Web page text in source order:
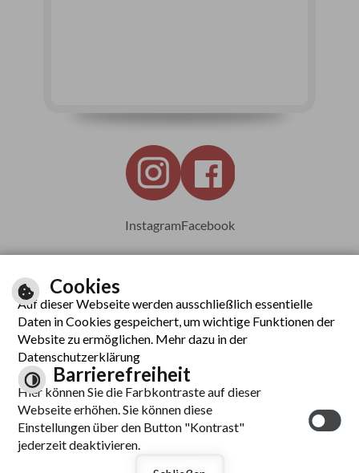
InstagramFacebook
Leichte Sprache
Inhalt
Impressum
Datenschutzerklärung
Barrierefreiheit
Cookies
Auf dieser Webseite werden ausschließlich essentielle
Daten in Cookies gespeichert, um wichtige Funktionen der
Website zu ermöglichen. Mehr dazu in der
Datenschutzerklärung
Barrierefreiheit
Hier können Sie die Farbkontraste auf dieser
Webseite erhöhen. Sie können diese
Einstellungen über den Button "Kontrast"
jederzeit deaktivieren.